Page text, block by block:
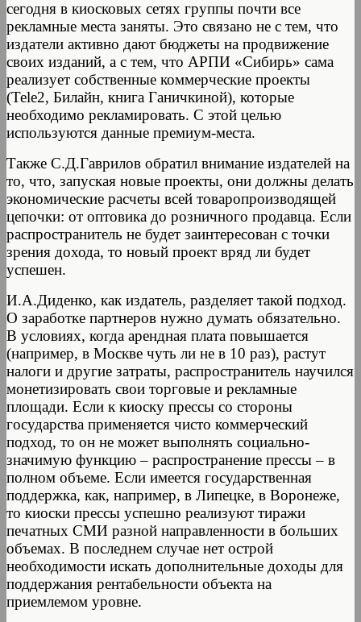
сегодня в киосковых сетях группы почти все
рекламные места заняты. Это связано не с тем, что
издатели активно дают бюджеты на продвижение
своих изданий, а с тем, что АРПИ «Сибирь» сама
реализует собственные коммерческие проекты
(Tele2, Билайн, книга Ганичкиной), которые
необходимо рекламировать. С этой целью
используются данные премиум-места.
Также С.Д.Гаврилов обратил внимание издателей на
то, что, запуская новые проекты, они должны делать
экономические расчеты всей товаропроизводящей
цепочки: от оптовика до розничного продавца. Если
распространитель не будет заинтересован с точки
зрения дохода, то новый проект вряд ли будет
успешен.
И.А.Диденко, как издатель, разделяет такой подход.
О заработке партнеров нужно думать обязательно.
В условиях, когда арендная плата повышается
(например, в Москве чуть ли не в 10 раз), растут
налоги и другие затраты, распространитель научился
монетизировать свои торговые и рекламные
площади. Если к киоску прессы со стороны
государства применяется чисто коммерческий
подход, то он не может выполнять социально-
значимую функцию – распространение прессы – в
полном объеме. Если имеется государственная
поддержка, как, например, в Липецке, в Воронеже,
то киоски прессы успешно реализуют тиражи
печатных СМИ разной направленности в больших
объемах. В последнем случае нет острой
необходимости искать дополнительные доходы для
поддержания рентабельности объекта на
приемлемом уровне.